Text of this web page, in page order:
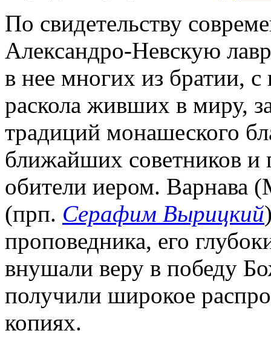
По свидетельству
Александро-Невскую
в нее многих из братии, с
раскола живших в миру,
традиций монашеского
ближайших советников и
обители иером. Варнава
(прп. Серафим Вырицкий
проповедника, его
внушали веру в победу
получили широкое
копиях.